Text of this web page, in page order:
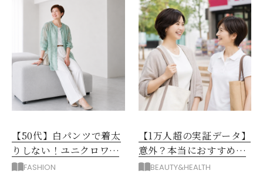
【50代】白パンツで着太
りしない！ユニクロワイ
ドパンツ夏の着回しテク
FASHION
【1万人超の実証データ】
意外？本当におすすめな
運動とストレス解消法と
BEAUTY&HEALTH